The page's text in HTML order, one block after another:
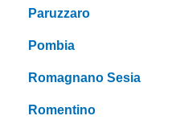
Paruzzaro
Pombia
Romagnano Sesia
Romentino